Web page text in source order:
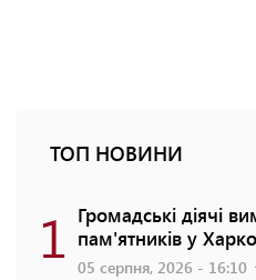
ТОП НОВИНИ
1 Громадські діячі
пам'ятників у
05 серпня, 2026 - 16:10